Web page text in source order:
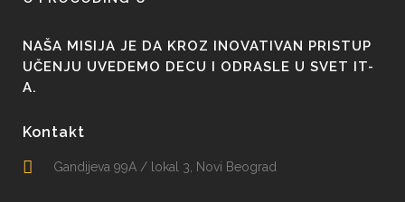
NAŠA MISIJA JE DA KROZ INOVATIVAN PRISTUP
UČENJU UVEDEMO DECU I ODRASLE U SVET IT-
A.
Kontakt
Gandijeva 99A / lokal 3, Novi Beograd